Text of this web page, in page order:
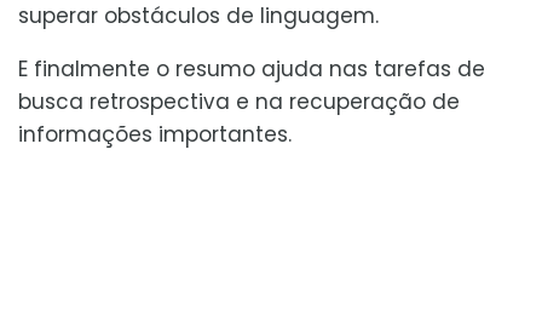
superar obstáculos de linguagem.
E finalmente o resumo ajuda nas tarefas de
busca retrospectiva e na recuperação de
informações importantes.